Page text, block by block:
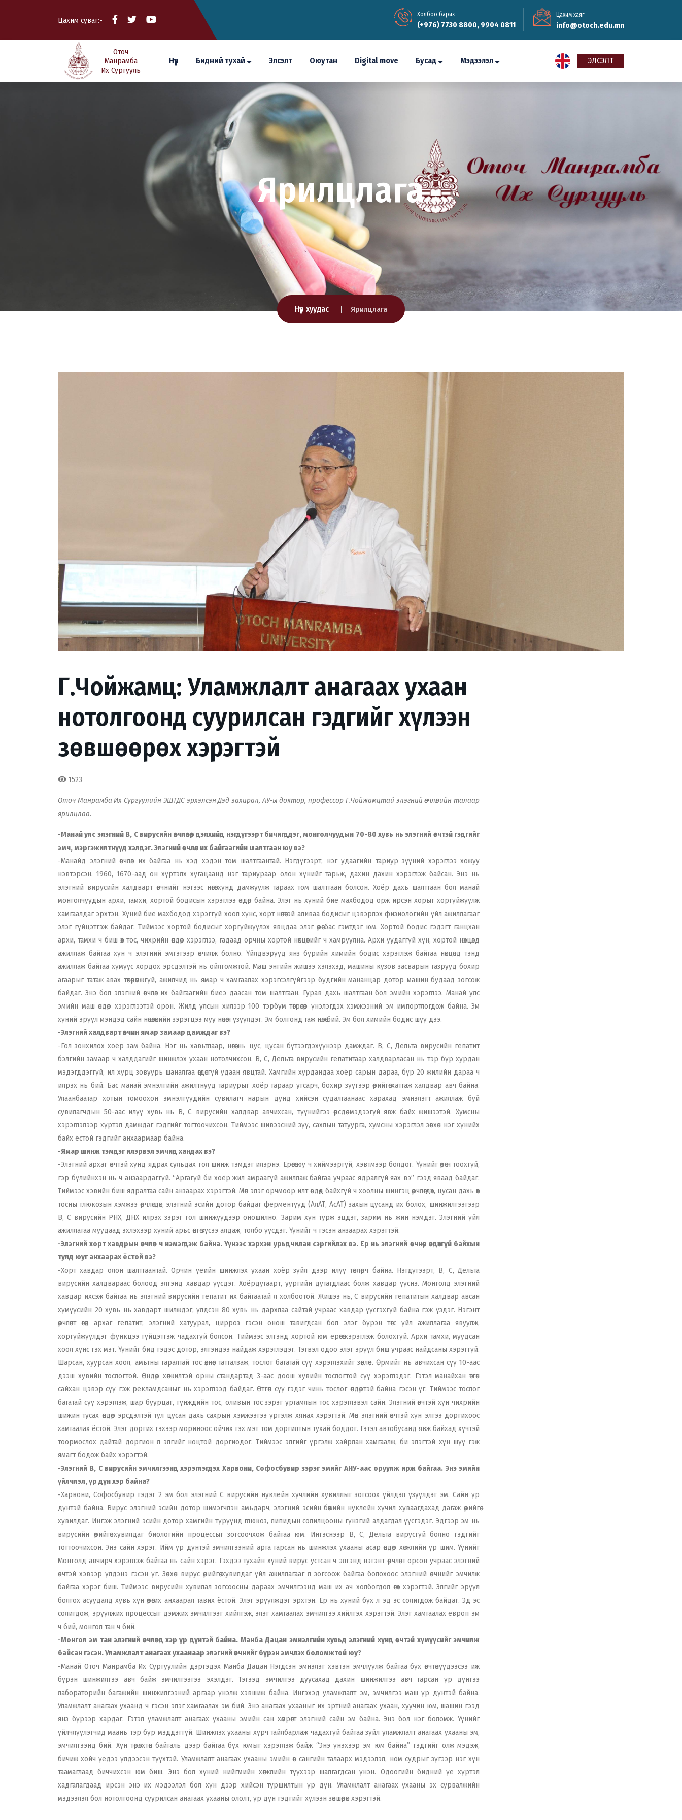
Цахим суваг:-
Холбоо барих
(+976) 7730 8800, 9904 0811
Цахим хаяг
info@otoch.edu.mn
Оточ
Манрамба
Их Сургууль
Нүүр Бидний тухай Элсэлт Оюутан Digital move Бусад Мэдээлэл ЭЛСЭЛТ
Ярилцлага
Нүүр хуудас Ярилцлага
Г.Чойжамц: Уламжлалт анагаах ухаан
нотолгоонд суурилсан гэдгийг хүлээн
зөвшөөрөх хэрэгтэй
1523
Оточ Манрамба Их Сургуулийн ЭШТДС эрхэлсэн Дэд захирал, АУ-ы доктор, профессор Г.Чойжамцтай элэгний өвчлөлийн талаар
ярилцлаа.
-Манай улс элэгний В, С вирусийн өвчлөлөөр дэлхийд нэгдүгээрт бичигддэг, монголчуудын 70-80 хувь нь элэгний өвчтэй гэдгийг
эмч, мэргэжилтнүүд хэлдэг. Элэгний өвчлөл их байгаагийн шалтгаан юу вэ?
-Манайд элэгний өвчлөл их байгаа нь хэд хэдэн том шалтгаантай. Нэгдүгээрт, нэг удаагийн тариур зүүний хэрэглээ хожуу
нэвтэрсэн. 1960, 1670-аад он хүртэлх хугацаанд нэг тариураар олон хүнийг тарьж, дахин дахин хэрэглэж байсан. Энэ нь
элэгний вирусийн халдварт өвчнийг нэгээс нөгөө хүнд дамжуулж тараах том шалтгаан болсон. Хоёр дахь шалтгаан бол манай
монголчуудын архи, тамхи, хортой бодисын хэрэглээ өндөр байна. Элэг нь хүний бие махбодод орж ирсэн хорыг хоргүйжүүлж
хамгаалдаг эрхтэн. Хүний бие махбодод хэрэггүй хоол хүнс, хорт нөлөөтэй аливаа бодисыг цэвэрлэх физиологийн үйл ажиллагааг
элэг гүйцэтгэж байдаг. Тиймээс хортой бодисыг хоргүйжүүлэх явцдаа элэг өөрөө бас гэмтдэг юм. Хортой бодис гэдэгт ганцхан
архи, тамхи ч биш өөх тос, чихрийн өндөр хэрэглээ, гадаад орчны хортой нөхцөлийг ч хамруулна. Архи уудаггүй хүн, хортой нөхцөлд
ажиллаж байгаа хүн ч элэгний эмгэгээр өвчилж болно. Үйлдвэрүүд янз бүрийн химийн бодис хэрэглэж байгаа нөхцөлд тэнд
ажиллаж байгаа хүмүүс хордох эрсдэлтэй нь ойлгомжтой. Маш энгийн жишээ хэлэхэд, машины кузов засварын газрууд бохир
агаарыг татаж авах төхөөрөмжгүй, ажилчид нь ямар ч хамгаалах хэрэгсэлгүйгээр будгийн мананцар дотор машин будаад зогсож
байдаг. Энэ бол элэгний өвчлөл их байгаагийн биеэ даасан том шалтгаан. Гурав дахь шалтгаан бол эмийн хэрэглээ. Манай улс
эмийн маш өндөр хэрэглээтэй орон. Жилд улсын хилээр 100 тэрбум төгрөгөөр үнэлэгдэх хэмжээний эм импортлогдож байна. Эм
хүний эрүүл мэндэд сайн нөлөөлөхийн зэрэгцээ муу нөлөө ч үзүүлдэг. Эм болгонд гаж нөлөө бий. Эм бол химийн бодис шүү дээ.
-Элэгний халдварт өвчин ямар замаар дамждаг вэ?
-Гол зонхилох хоёр зам байна. Нэг нь хавьтлаар, нөгөө нь цус, цусан бүтээгдэхүүнээр дамждаг. В, С, Дельта вирусийн гепатит
бэлгийн замаар ч халддагийг шинжлэх ухаан нотолчихсон. В, С, Дельта вирусийн гепатитаар халдварласан нь тэр бүр хурдан
мэдэгддэггүй, ил хурц зовуурь шаналгаа өгдөггүй удаан явцтай. Хамгийн хурдандаа хоёр сарын дараа, бүр 20 жилийн дараа ч
илрэх нь бий. Бас манай эмнэлгийн ажилтнууд тариурыг хоёр гараар угсарч, бохир зүүгээр өөрийгөө хатгаж халдвар авч байна.
Улаанбаатар хотын томоохон эмнэлгүүдийн сувилагч нарын дунд хийсэн судалгаанаас харахад эмнэлэгт ажиллаж буй
сувилагчдын 50-аас илүү хувь нь В, С вирусийн халдвар авчихсан, түүнийгээ өөрсдөө мэдээгүй явж байх жишээтэй. Хумсны
хэрэглэлээр хүртэл дамждаг гэдгийг тогтоочихсон. Тиймээс шивээсний зүү, сахлын татуурга, хумсны хэрэглэл зөвхөн нэг хүнийх
байх ёстой гэдгийг анхаармаар байна.
-Ямар шинж тэмдэг илэрвэл эмчид хандах вэ?
-Элэгний архаг өвчтэй хүнд ядрах сульдах гол шинж тэмдэг илэрнэ. Ерөөсөө юу ч хиймээргүй, хэвтмээр болдог. Үүнийг өөрөө ч тоохгүй,
гэр бүлийнхэн нь ч анзаардаггүй. “Аргагүй би хоёр жил амраагүй ажиллаж байгаа учраас ядралгүй яах вэ” гээд яваад байдаг.
Тиймээс хэвийн биш ядралтаа сайн анзаарах хэрэгтэй. Мөн элэг орчмоор илт өвдөөд байхгүй ч хоолны шингэц өөрчлөгдөх, цусан дахь өөх
тосны глюкозын хэмжээ өөрчлөгдөх, элэгний эсийн дотор байдаг ферментүүд (АлАТ, АсАТ) захын цусанд их болох, шинжилгээгээр
В, С вирусийн РНХ, ДНХ илрэх зэрэг гол шинжүүдээр оношилно. Зарим хүн турж эцдэг, зарим нь жин нэмдэг. Элэгний үйл
ажиллагаа муудаад эхлэхээр хүний арьс өнгө зүсээ алдаж, толбо үүсдэг. Үүнийг ч гэсэн анзаарах хэрэгтэй.
-Элэгний хорт хавдрын өвчлөл ч нэмэгдэж байна. Үүнээс хэрхэн урьдчилан сэргийлэх вэ. Ер нь элэгний өвчнөөр өвдөхгүй байхын
тулд юуг анхаарах ёстой вэ?
-Хорт хавдар олон шалтгаантай. Орчин үеийн шинжлэх ухаан хоёр зүйл дээр илүү төвлөрч байна. Нэгдүгээрт, В, С, Дельта
вирусийн халдвараас болоод элгэнд хавдар үүсдэг. Хоёрдугаарт, уургийн дутагдлаас болж хавдар үүснэ. Монголд элэгний
хавдар ихсэж байгаа нь элэгний вирусийн гепатит их байгаатай л холбоотой. Жишээ нь, С вирусийн гепатитын халдвар авсан
хүмүүсийн 20 хувь нь хавдарт шилждэг, үлдсэн 80 хувь нь дархлаа сайтай учраас хавдар үүсгэхгүй байна гэж үздэг. Нэгэнт
өөрчлөлт өгөөд архаг гепатит, элэгний хатуурал, цирроз гэсэн онош тавигдсан бол элэг бүрэн төгс үйл ажиллагаа явуулж,
хоргүйжүүлдэг функцээ гүйцэтгэж чадахгүй болсон. Тиймээс элгэнд хортой юм ерөөсөө хэрэглэж болохгүй. Архи тамхи, муудсан
хоол хүнс гэх мэт. Үүнийг бид гэдэс дотор, элгэндээ найдаж хэрэглэдэг. Тэгвэл одоо элэг эрүүл биш учраас найдсаны хэрэггүй.
Шарсан, хуурсан хоол, амьтны гаралтай тос өөхнөөс татгалзаж, тослог багатай сүү хэрэглэхийг зөвлөе. Өрмийг нь авчихсан сүү 10-аас
дээш хувийн тослогтой. Өндөр хөгжилтэй орны стандартад 3-аас доош хувийн тослогтой сүү хэрэглэдэг. Гэтэл манайхан өтгөн
сайхан цэвэр сүү гэж рекламдсаныг нь хэрэглээд байдаг. Өтгөн сүү гэдэг чинь тослог өндөртэй байна гэсэн үг. Тиймээс тослог
багатай сүү хэрэглэж, шар буурцаг, гүнждийн тос, оливын тос зэрэг ургамлын тос хэрэглэвэл сайн. Элэгний өвчтэй хүн чихрийн
шижин тусах өндөр эрсдэлтэй тул цусан дахь сахрын хэмжээгээ үргэлж хянах хэрэгтэй. Мөн элэгний өвчтэй хүн элгээ доргихоос
хамгаалах ёстой. Элэг доргих гэхээр мориноос ойчих гэх мэт том доргилтын тухай боддог. Гэтэл автобусанд явж байхад хүчтэй
тоормослох дайтай доргион л элгийг ноцтой доргиодог. Тиймээс элгийг үргэлж хайрлан хамгаалж, би элэгтэй хүн шүү гэж
ямагт бодож байх хэрэгтэй.
-Элэгний В, С вирусийн эмчилгээнд хэрэглэгдэх Харвони, Софосбувир зэрэг эмийг АНУ-аас оруулж ирж байгаа. Энэ эмийн
үйлчлэл, үр дүн хэр байна?
-Харвони, Софосбувир гэдэг 2 эм бол элэгний С вирусийн нуклейн хүчлийн хувиллыг зогсоох үйлдэл үзүүлдэг эм. Сайн үр
дүнтэй байна. Вирус элэгний эсийн дотор шимэгчлэн амьдарч, элэгний эсийн бөөмийн нуклейн хүчил хуваагдахад дагаж өөрийгөө
хувилдаг. Ингэж элэгний эсийн дотор хамгийн түрүүнд глюкоз, липидын солилцооны гүнзгий алдагдал үүсгэдэг. Эдгээр эм нь
вирусийн өөрийгөө хувилдаг биологийн процессыг зогсоочхож байгаа юм. Ингэснээр В, С, Дельта вирусгүй болно гэдгийг
тогтоочихсон. Энэ сайн хэрэг. Ийм үр дүнтэй эмчилгээний арга гарсан нь шинжлэх ухааны асар өндөр хөгжлийн үр шим. Үүнийг
Монголд авчирч хэрэглэж байгаа нь сайн хэрэг. Гэхдээ тухайн хүний вирус устсан ч элгэнд нэгэнт өөрчлөлт орсон учраас элэгний
өвчтэй хэвээр үлдэнэ гэсэн үг. Зөвхөн вирус өөрийгөө хувилдаг үйл ажиллагааг л зогсоож байгаа болохоос элэгний өвчнийг эмчилж
байгаа хэрэг биш. Тиймээс вирусийн хувилал зогсоосны дараах эмчилгээнд маш их ач холбогдол өгөх хэрэгтэй. Элгийг эрүүл
болгох асуудалд хувь хүн өөрөө их анхаарал тавих ёстой. Элэг эрүүлждэг эрхтэн. Ер нь хүний бүх л эд эс солигдож байдаг. Эд эс
солигдож, эрүүлжих процессыг дэмжих эмчилгээг хийлгэж, элэг хамгаалах эмчилгээ хийлгэх хэрэгтэй. Элэг хамгаалах европ эм
ч бий, монгол тан ч бий.
-Монгол эм тан элэгний өвчлөлд хэр үр дүнтэй байна. Манба Дацан эмнэлгийн хувьд элэгний хүнд өвчтэй хүмүүсийг эмчилж
байсан гэсэн. Уламжлалт анагаах ухаанаар элэгний өвчнийг бүрэн эмчлэх боломжтой юу?
-Манай Оточ Манрамба Их Сургуулийн дэргэдэх Манба Дацан Нэгдсэн эмнэлэг хэвтэн эмчлүүлж байгаа бүх өвчтөнүүдээсээ иж
бүрэн шинжилгээ авч байж эмчилгээгээ эхэлдэг. Тэгээд эмчилгээ дуусахад дахин шинжилгээ авч гарсан үр дүнгээ
лабораторийн багажийн шинжилгээний аргаар үнэлж хэвшиж байна. Ингэхэд уламжлалт эм, эмчилгээ маш үр дүнтэй байна.
Уламжлалт анагаах ухаанд ч гэсэн элэг хамгаалах эм бий. Энэ анагаах ухааныг их эртний анагаах ухаан, хуучин юм, шашин гээд
янз бүрээр хардаг. Гэтэл уламжлалт анагаах ухааны эмийн сан хөмрөгт элэгний сайн эм байна. Энэ бол нэг боломж. Үүнийг
үйлчлүүлэгчид маань тэр бүр мэддэггүй. Шинжлэх ухааны хүрч тайлбарлаж чадахгүй байгаа зүйл уламжлалт анагаах ухааны эм,
эмчилгээнд бий. Хүн төрөлхтөн байгаль дээр байгаа бүх юмыг хэрэглэж байж “Энэ үнэхээр эм юм байна” гэдгийг олж мэдэж,
бичиж хойч үедээ үлдээсэн түүхтэй. Уламжлалт анагаах ухааны эмийн өв сангийн талаарх мэдээлэл, ном судрыг зүгээр нэг хүн
таамаглаад биччихсэн юм биш. Энэ бол хүний нийгмийн хөгжлийн түүхээр шалгагдсан үнэн. Одоогийн бидний үе хүртэл
хадгалагдаад ирсэн энэ их мэдээлэл бол хүн дээр хийсэн туршилтын үр дүн. Уламжлалт анагаах ухааны эх сурвалжийн
мэдээлэл бол нотолгоонд суурилсан анагаах ухааны ололт, үр дүн гэдгийг хүлээн зөвшөөрөх хэрэгтэй.